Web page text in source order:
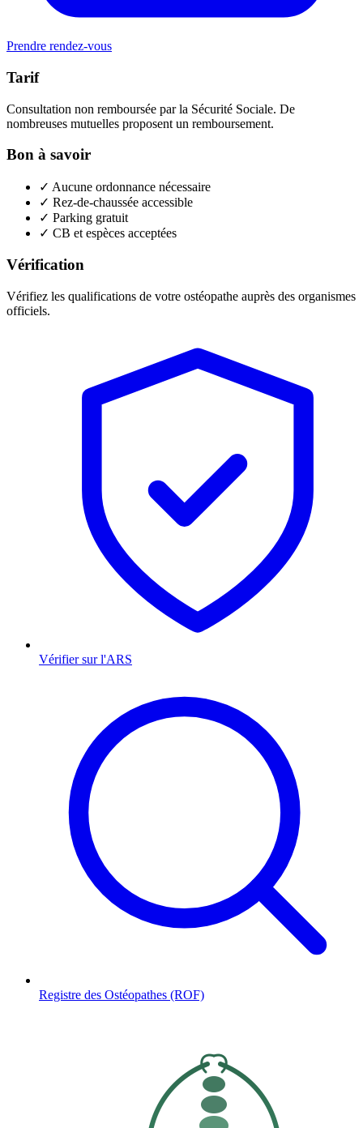
Prendre rendez-vous
Tarif
Consultation non remboursée par la Sécurité Sociale. De
nombreuses mutuelles proposent un remboursement.
Bon à savoir
✓ Aucune ordonnance nécessaire
✓ Rez-de-chaussée accessible
✓ Parking gratuit
✓ CB et espèces acceptées
Vérification
Vérifiez les qualifications de votre ostéopathe auprès des organismes
officiels.
Vérifier sur l'ARS
Registre des Ostéopathes (ROF)